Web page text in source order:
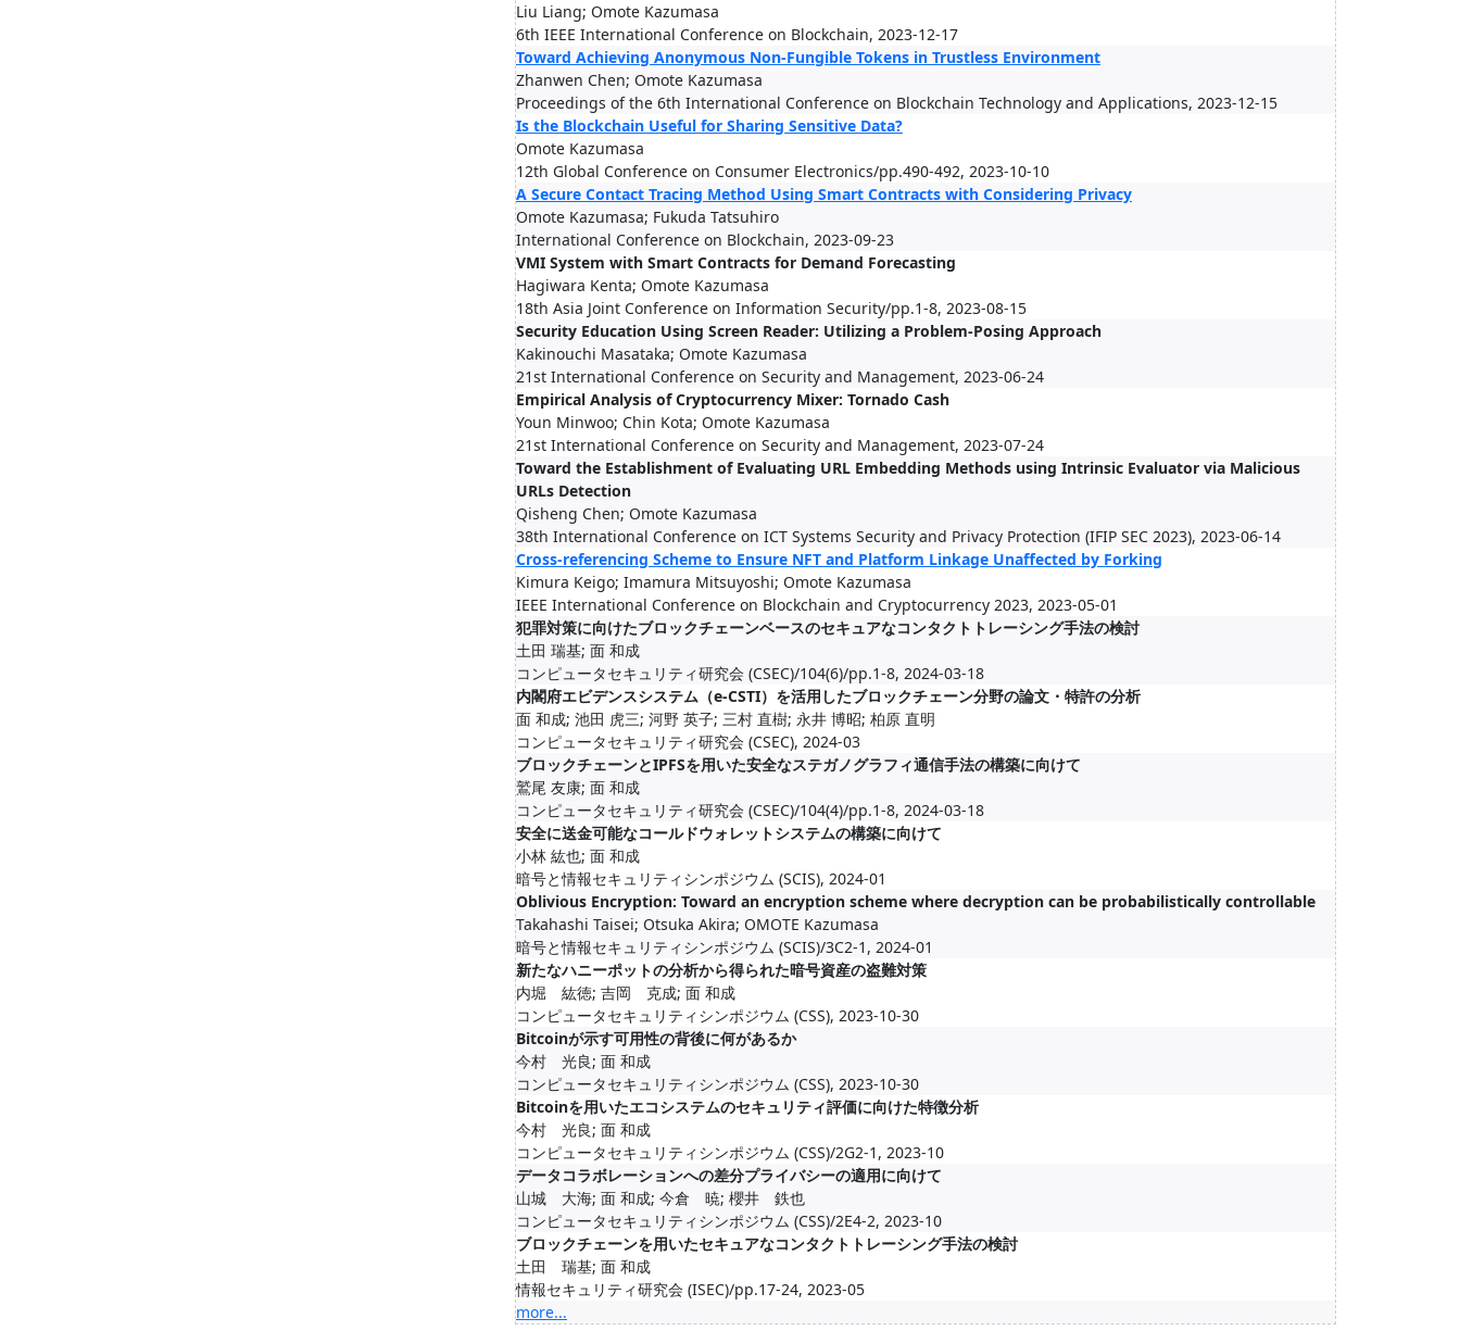
Liu Liang; Omote Kazumasa
6th IEEE International Conference on Blockchain, 2023-12-17
Toward Achieving Anonymous Non-Fungible Tokens in Trustless Environment
Zhanwen Chen; Omote Kazumasa
Proceedings of the 6th International Conference on Blockchain Technology and Applications, 2023-12-15
Is the Blockchain Useful for Sharing Sensitive Data?
Omote Kazumasa
12th Global Conference on Consumer Electronics/pp.490-492, 2023-10-10
A Secure Contact Tracing Method Using Smart Contracts with Considering Privacy
Omote Kazumasa; Fukuda Tatsuhiro
International Conference on Blockchain, 2023-09-23
VMI System with Smart Contracts for Demand Forecasting
Hagiwara Kenta; Omote Kazumasa
18th Asia Joint Conference on Information Security/pp.1-8, 2023-08-15
Security Education Using Screen Reader: Utilizing a Problem-Posing Approach
Kakinouchi Masataka; Omote Kazumasa
21st International Conference on Security and Management, 2023-06-24
Empirical Analysis of Cryptocurrency Mixer: Tornado Cash
Youn Minwoo; Chin Kota; Omote Kazumasa
21st International Conference on Security and Management, 2023-07-24
Toward the Establishment of Evaluating URL Embedding Methods using Intrinsic Evaluator via Malicious
URLs Detection
Qisheng Chen; Omote Kazumasa
38th International Conference on ICT Systems Security and Privacy Protection (IFIP SEC 2023), 2023-06-14
Cross-referencing Scheme to Ensure NFT and Platform Linkage Unaffected by Forking
Kimura Keigo; Imamura Mitsuyoshi; Omote Kazumasa
IEEE International Conference on Blockchain and Cryptocurrency 2023, 2023-05-01
犯罪対策に向けたブロックチェーンベースのセキュアなコンタクトトレーシング手法の検討
土田 瑞基; 面 和成
コンピュータセキュリティ研究会 (CSEC)/104(6)/pp.1-8, 2024-03-18
内閣府エビデンスシステム（e-CSTI）を活用したブロックチェーン分野の論文・特許の分析
面 和成; 池田 虎三; 河野 英子; 三村 直樹; 永井 博昭; 柏原 直明
コンピュータセキュリティ研究会 (CSEC), 2024-03
ブロックチェーンとIPFSを用いた安全なステガノグラフィ通信手法の構築に向けて
鷲尾 友康; 面 和成
コンピュータセキュリティ研究会 (CSEC)/104(4)/pp.1-8, 2024-03-18
安全に送金可能なコールドウォレットシステムの構築に向けて
小林 紘也; 面 和成
暗号と情報セキュリティシンポジウム (SCIS), 2024-01
Oblivious Encryption: Toward an encryption scheme where decryption can be probabilistically controllable
Takahashi Taisei; Otsuka Akira; OMOTE Kazumasa
暗号と情報セキュリティシンポジウム (SCIS)/3C2-1, 2024-01
新たなハニーポットの分析から得られた暗号資産の盗難対策
内堀 紘徳; 吉岡 克成; 面 和成
コンピュータセキュリティシンポジウム (CSS), 2023-10-30
Bitcoinが示す可用性の背後に何があるか
今村 光良; 面 和成
コンピュータセキュリティシンポジウム (CSS), 2023-10-30
Bitcoinを用いたエコシステムのセキュリティ評価に向けた特徴分析
今村 光良; 面 和成
コンピュータセキュリティシンポジウム (CSS)/2G2-1, 2023-10
データコラボレーションへの差分プライバシーの適用に向けて
山城 大海; 面 和成; 今倉 暁; 櫻井 鉄也
コンピュータセキュリティシンポジウム (CSS)/2E4-2, 2023-10
ブロックチェーンを用いたセキュアなコンタクトトレーシング手法の検討
土田 瑞基; 面 和成
情報セキュリティ研究会 (ISEC)/pp.17-24, 2023-05
more...